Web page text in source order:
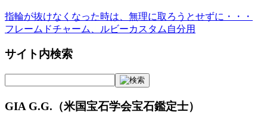
投
稿
ナ
ビ
ー
指輪が抜けなくなった時は、無理に取ろうとせずに・・・
フレームドチャーム、ルビーカスタム自分用
サイト内検索
GIA G.G.（米国宝石学会宝石鑑定士）